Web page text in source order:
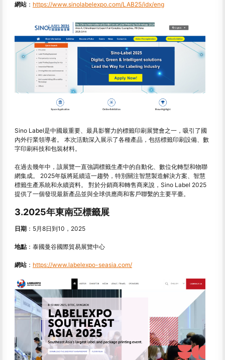
網站： https://www.sinolabelexpo.com/LAB25/idx/eng
Sino Label是中國最重要、最具影響力的標籤印刷展覽會之一，吸引了國
內外行業領導者。 本次活動深入展示了各種產品，包括標籤印刷設備、數
字印刷科技和包裝材料。
在過去幾年中，該展覽一直強調標籤生產中的自動化、數位化轉型和物聯
網集成。 2025年版將延續這一趨勢，特別關注智慧製造解決方案、智慧
標籤生產系統和永續資料。 對於分銷商和轉售商來說，Sino Label 2025
提供了一個發現最新產品並與全球供應商和客戶聯繫的主要平臺。
3.2025年東南亞標籤展
日期 ：5月8日到10，2025
地點 ：泰國曼谷國際貿易展覽中心
網站： https://www.labelexpo-seasia.com/